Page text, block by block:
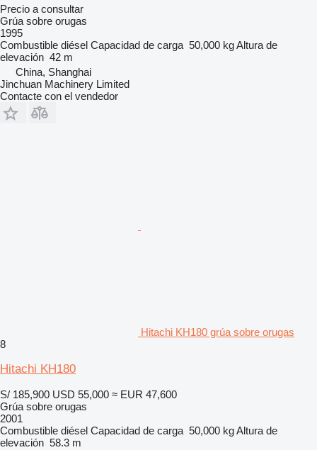
Precio a consultar
Grúa sobre orugas
1995
Combustible diésel Capacidad de carga 50,000 kgAltura de
elevación 42 m
China, Shanghai
Jinchuan Machinery Limited
Contacte con el vendedor
Hitachi KH180 grúa sobre orugas
8
Hitachi KH180
S/ 185,900 USD 55,000 ≈ EUR 47,600
Grúa sobre orugas
2001
Combustible diésel Capacidad de carga 50,000 kgAltura de
elevación 58.3 m